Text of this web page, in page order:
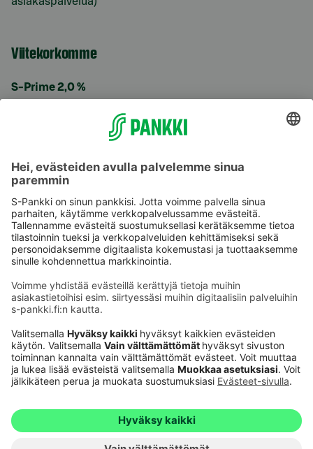
Viitekorkomme
S-Prime 2,0 %
Käyttöehdot
Saavutettavuusseloste
Evästeet
Verkkopalvelujen käytön edellytykset